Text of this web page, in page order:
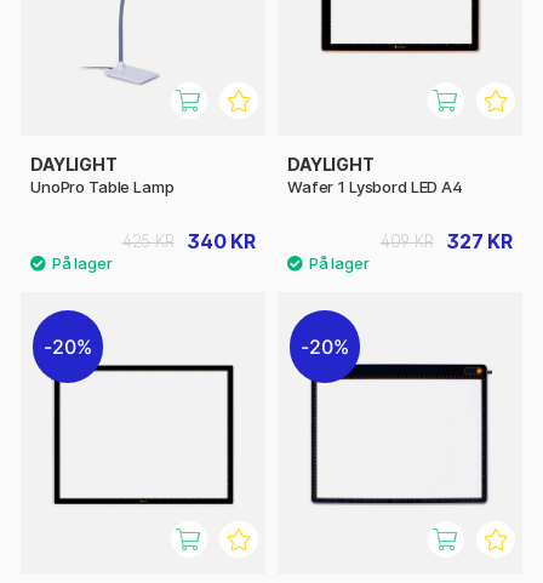
DAYLIGHT
UnoPro Table Lamp
340 KR
425 KR
DAYLIGHT
Wafer 1 Lysbord LED A4
327 KR
409 KR
20% 20%